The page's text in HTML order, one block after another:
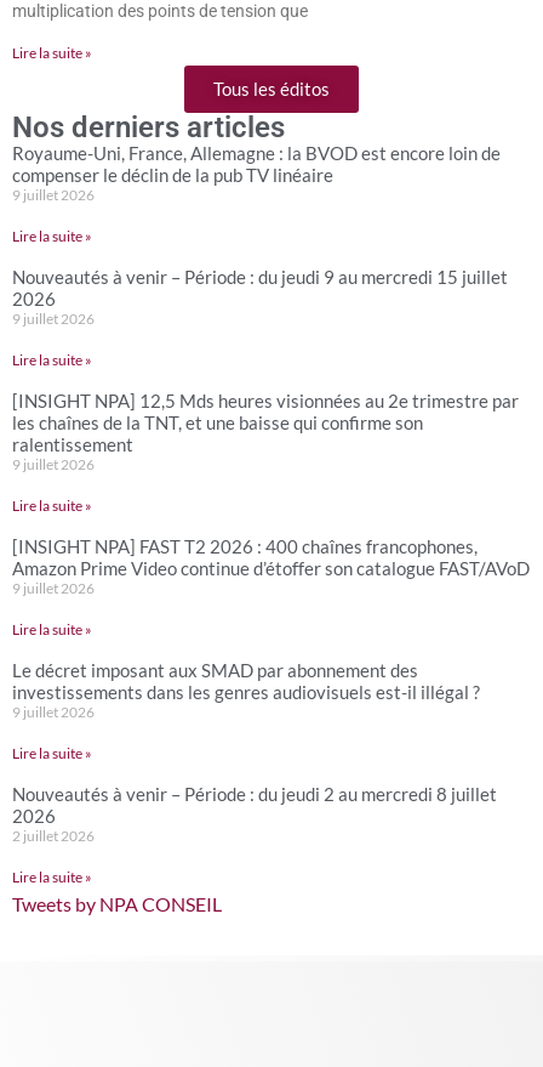
multiplication des points de tension que
Lire la suite »
Tous les éditos
Nos derniers articles
Royaume-Uni, France, Allemagne : la BVOD est encore loin de
compenser le déclin de la pub TV linéaire
9 juillet 2026
Lire la suite »
Nouveautés à venir – Période : du jeudi 9 au mercredi 15 juillet
2026
9 juillet 2026
Lire la suite »
[INSIGHT NPA] 12,5 Mds heures visionnées au 2e trimestre par
les chaînes de la TNT, et une baisse qui confirme son
ralentissement
9 juillet 2026
Lire la suite »
[INSIGHT NPA] FAST T2 2026 : 400 chaînes francophones,
Amazon Prime Video continue d’étoffer son catalogue FAST/AVoD
9 juillet 2026
Lire la suite »
Le décret imposant aux SMAD par abonnement des
investissements dans les genres audiovisuels est-il illégal ?
9 juillet 2026
Lire la suite »
Nouveautés à venir – Période : du jeudi 2 au mercredi 8 juillet
2026
2 juillet 2026
Lire la suite »
Tweets by NPA CONSEIL